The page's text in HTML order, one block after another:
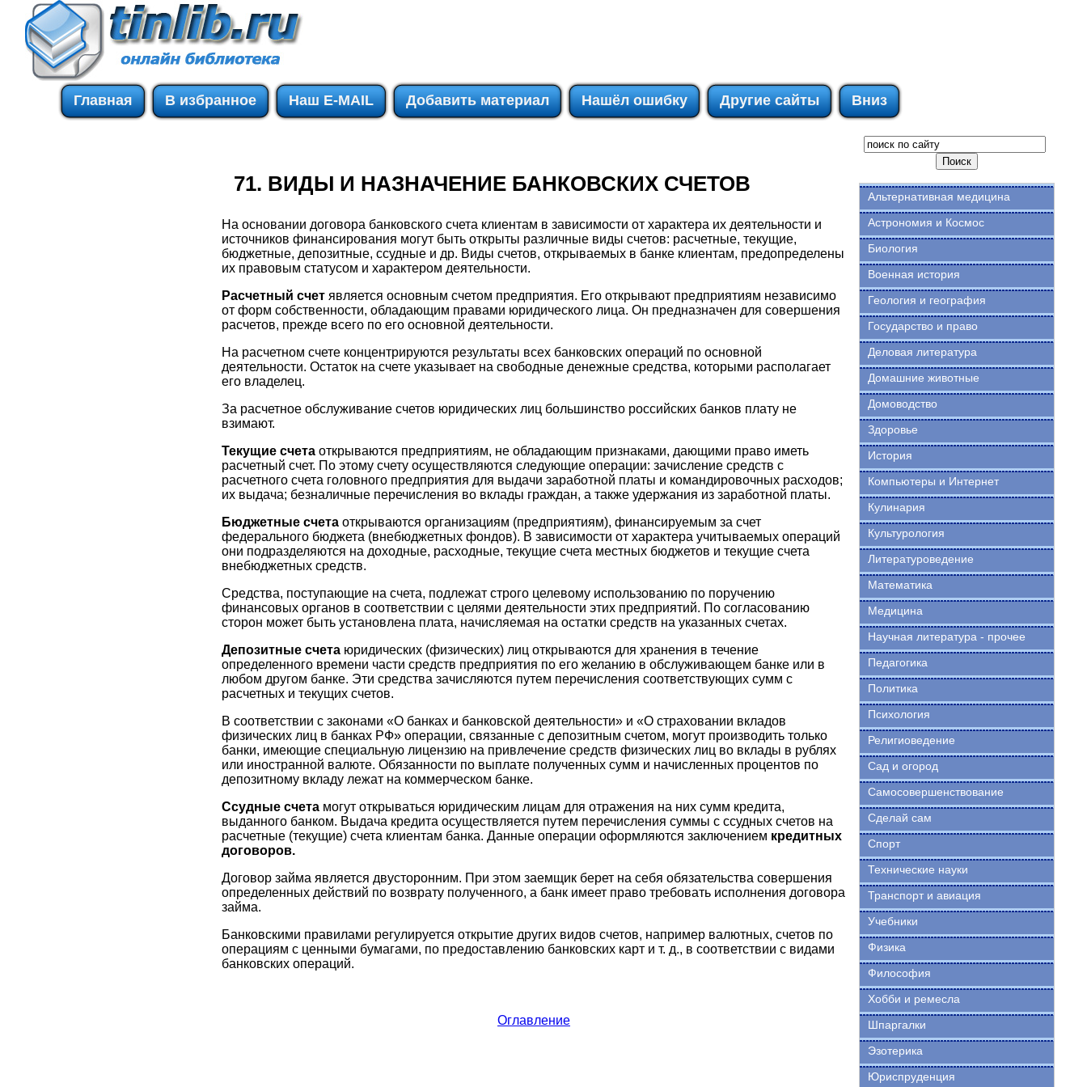
Главная В избранное Наш E-MAIL Добавить материал Нашёл ошибку Другие сайты Вниз
71. ВИДЫ И НАЗНАЧЕНИЕ БАНКОВСКИХ СЧЕТОВ
На основании договора банковского счета клиентам в зависимости от характера их деятельности и
источников финансирования могут быть открыты различные виды счетов: расчетные, текущие,
бюджетные, депозитные, ссудные и др. Виды счетов, открываемых в банке клиентам, предопределены
их правовым статусом и характером деятельности.
Расчетный счет является основным счетом предприятия. Его открывают предприятиям независимо
от форм собственности, обладающим правами юридического лица. Он предназначен для совершения
расчетов, прежде всего по его основной деятельности.
На расчетном счете концентрируются результаты всех банковских операций по основной
деятельности. Остаток на счете указывает на свободные денежные средства, которыми располагает
его владелец.
За расчетное обслуживание счетов юридических лиц большинство российских банков плату не
взимают.
Текущие счета открываются предприятиям, не обладающим признаками, дающими право иметь
расчетный счет. По этому счету осуществляются следующие операции: зачисление средств с
расчетного счета головного предприятия для выдачи заработной платы и командировочных расходов;
их выдача; безналичные перечисления во вклады граждан, а также удержания из заработной платы.
Бюджетные счета открываются организациям (предприятиям), финансируемым за счет
федерального бюджета (внебюджетных фондов). В зависимости от характера учитываемых операций
они подразделяются на доходные, расходные, текущие счета местных бюджетов и текущие счета
внебюджетных средств.
Средства, поступающие на счета, подлежат строго целевому использованию по поручению
финансовых органов в соответствии с целями деятельности этих предприятий. По согласованию
сторон может быть установлена плата, начисляемая на остатки средств на указанных счетах.
Депозитные счета юридических (физических) лиц открываются для хранения в течение
определенного времени части средств предприятия по его желанию в обслуживающем банке или в
любом другом банке. Эти средства зачисляются путем перечисления соответствующих сумм с
расчетных и текущих счетов.
В соответствии с законами «О банках и банковской деятельности» и «О страховании вкладов
физических лиц в банках РФ» операции, связанные с депозитным счетом, могут производить только
банки, имеющие специальную лицензию на привлечение средств физических лиц во вклады в рублях
или иностранной валюте. Обязанности по выплате полученных сумм и начисленных процентов по
депозитному вкладу лежат на коммерческом банке.
Ссудные счета могут открываться юридическим лицам для отражения на них сумм кредита,
выданного банком. Выдача кредита осуществляется путем перечисления суммы с ссудных счетов на
расчетные (текущие) счета клиентам банка. Данные операции оформляются заключением кредитных
договоров.
Договор займа является двусторонним. При этом заемщик берет на себя обязательства совершения
определенных действий по возврату полученного, а банк имеет право требовать исполнения договора
займа.
Банковскими правилами регулируется открытие других видов счетов, например валютных, счетов по
операциям с ценными бумагами, по предоставлению банковских карт и т. д., в соответствии с видами
банковских операций.
Оглавление
Альтернативная медицина
Астрономия и Космос
Биология
Военная история
Геология и география
Государство и право
Деловая литература
Домашние животные
Домоводство
Здоровье
История
Компьютеры и Интернет
Кулинария
Культурология
Литературоведение
Математика
Медицина
Научная литература - прочее
Педагогика
Политика
Психология
Религиоведение
Сад и огород
Самосовершенствование
Сделай сам
Спорт
Технические науки
Транспорт и авиация
Учебники
Физика
Философия
Хобби и ремесла
Шпаргалки
Эзотерика
Юриспруденция